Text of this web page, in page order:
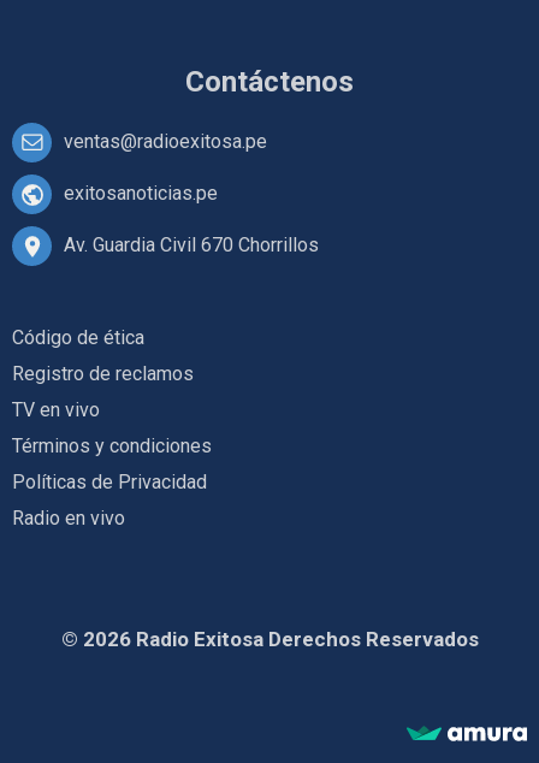
Contáctenos
ventas@radioexitosa.pe
exitosanoticias.pe
Av. Guardia Civil 670 Chorrillos
Código de ética
Registro de reclamos
TV en vivo
Términos y condiciones
Políticas de Privacidad
Radio en vivo
© 2026 Radio Exitosa Derechos Reservados